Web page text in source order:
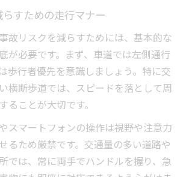
すための走行マナー
故リスクを減らすためには、基本的な
が必要です。まず、車道では左側通行
歩行者優先を意識しましょう。特に交
横断歩道では、スピードを落として周
ることが大切です。
スマートフォンの操作は視野や注意力
るため厳禁です。交通量の多い道路や
では、常に両手でハンドルを握り、急